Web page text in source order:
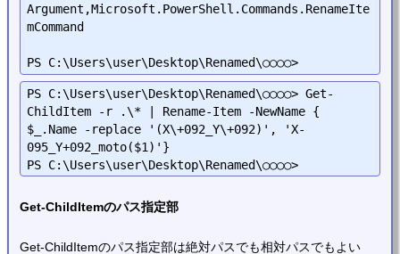
Argument,Microsoft.PowerShell.Commands.RenameIte
mCommand
PS C:\Users\user\Desktop\Renamed\○○○○> Get-
ChildItem -r .\* | Rename-Item -NewName {
$_.Name -replace '(X\+092_Y\+092)', 'X-
095_Y+092_moto($1)'}
Get-ChildItemのパス指定部
Get-ChildItemのパス指定部は絶対パスでも相対パスでもよい